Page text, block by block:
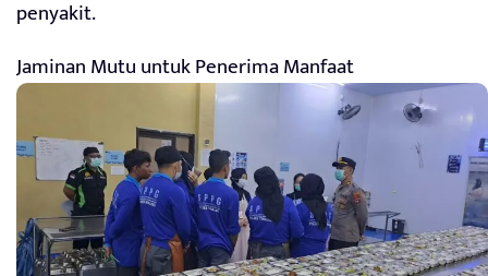
penyakit.
Jaminan Mutu untuk Penerima Manfaat